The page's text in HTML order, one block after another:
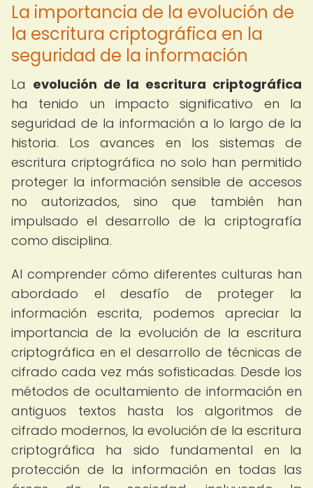
La importancia de la evolución de
la escritura criptográfica en la
seguridad de la información
La evolución de la escritura criptográfica
ha tenido un impacto significativo en la
seguridad de la información a lo largo de la
historia. Los avances en los sistemas de
escritura criptográfica no solo han permitido
proteger la información sensible de accesos
no autorizados, sino que también han
impulsado el desarrollo de la criptografía
como disciplina.
Al comprender cómo diferentes culturas han
abordado el desafío de proteger la
información escrita, podemos apreciar la
importancia de la evolución de la escritura
criptográfica en el desarrollo de técnicas de
cifrado cada vez más sofisticadas. Desde los
métodos de ocultamiento de información en
antiguos textos hasta los algoritmos de
cifrado modernos, la evolución de la escritura
criptográfica ha sido fundamental en la
protección de la información en todas las